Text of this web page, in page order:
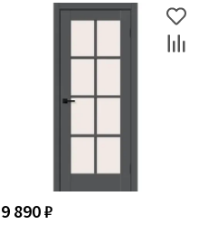
9 890 ₽